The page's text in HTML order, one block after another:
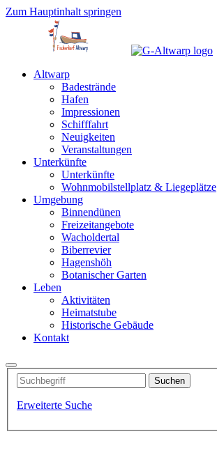
Zum Hauptinhalt springen
Altwarp
Badestrände
Hafen
Impressionen
Schifffahrt
Neuigkeiten
Veranstaltungen
Unterkünfte
Unterkünfte
Wohnmobilstellplatz & Liegeplätze
Umgebung
Binnendünen
Freizeitangebote
Wacholdertal
Biberrevier
Hagenshöh
Botanischer Garten
Leben
Aktivitäten
Heimatstube
Historische Gebäude
Kontakt
Erweiterte Suche